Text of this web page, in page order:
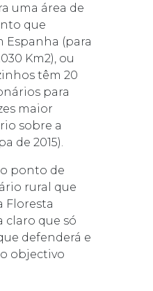
uma área de
que
Espanha (para
Km2), ou
têm 20
para
maior
sobre a
de 2015).
ponto de
rural que
Floresta
claro que só
defenderá e
objectivo